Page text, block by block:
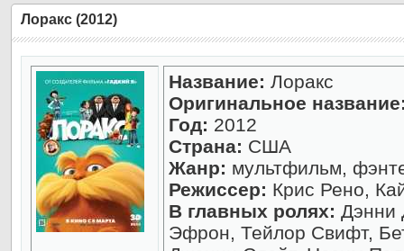
Лоракс (2012)
Название: Лоракс
Оригинальное
Год: 2012
Страна: США
Жанр: мультфильм,
Режиссер: Крис Рено,
В главных ролях: Дэнни
Эфрон, Тейлор Свифт,